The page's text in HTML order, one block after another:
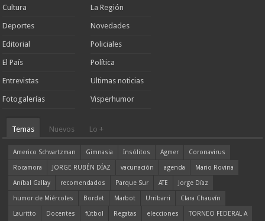
Cultura
Deportes
Editorial
El País
Entrevistas
Fotogalerías
La Región
Novedades
Policiales
Política
Ultimas noticias
Visperhumor
Temas Nuevos Lo +
Americo Schvartzman Gimnasia Insólitos Agmer
Coronavirus
Rocamora
JORGE RUBÉN DÍAZ vacunación agenda
Mario Rovina
Aníbal Gallay
recomendados Parque Sur ATE
Jorge Díaz
humor de Miércoles
Bordet Marbot Urribarri
Clara Chauvín
Lauritto
Docentes fútbol Regatas elecciones
TORNEO FEDERAL A